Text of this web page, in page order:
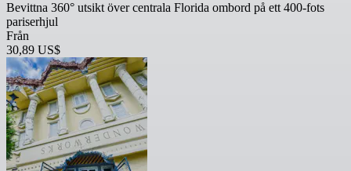
Bevittna 360° utsikt över centrala Florida ombord på ett 400-fots
pariserhjul
Från
30,89 US$